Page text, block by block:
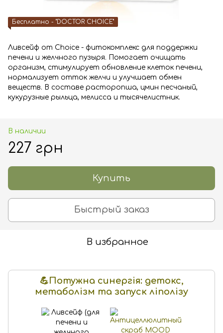
Бесплатно - "DOCTOR CHOICE"
Ливсейф от Choice - фитокомплекс для поддержки
печени и желчного пузыря. Помогает очищать
организм, стимулирует обновление клеток печени,
нормализует отток желчи и улучшает обмен
веществ. В составе расторопша, цмин песчаный,
кукурузные рыльца, мелисса и тысячелистник.
В наличии
227 грн
Купить
Быстрый заказ
В избранное
💪Потужна синергія: детокс,
метаболізм та запуск ліполізу